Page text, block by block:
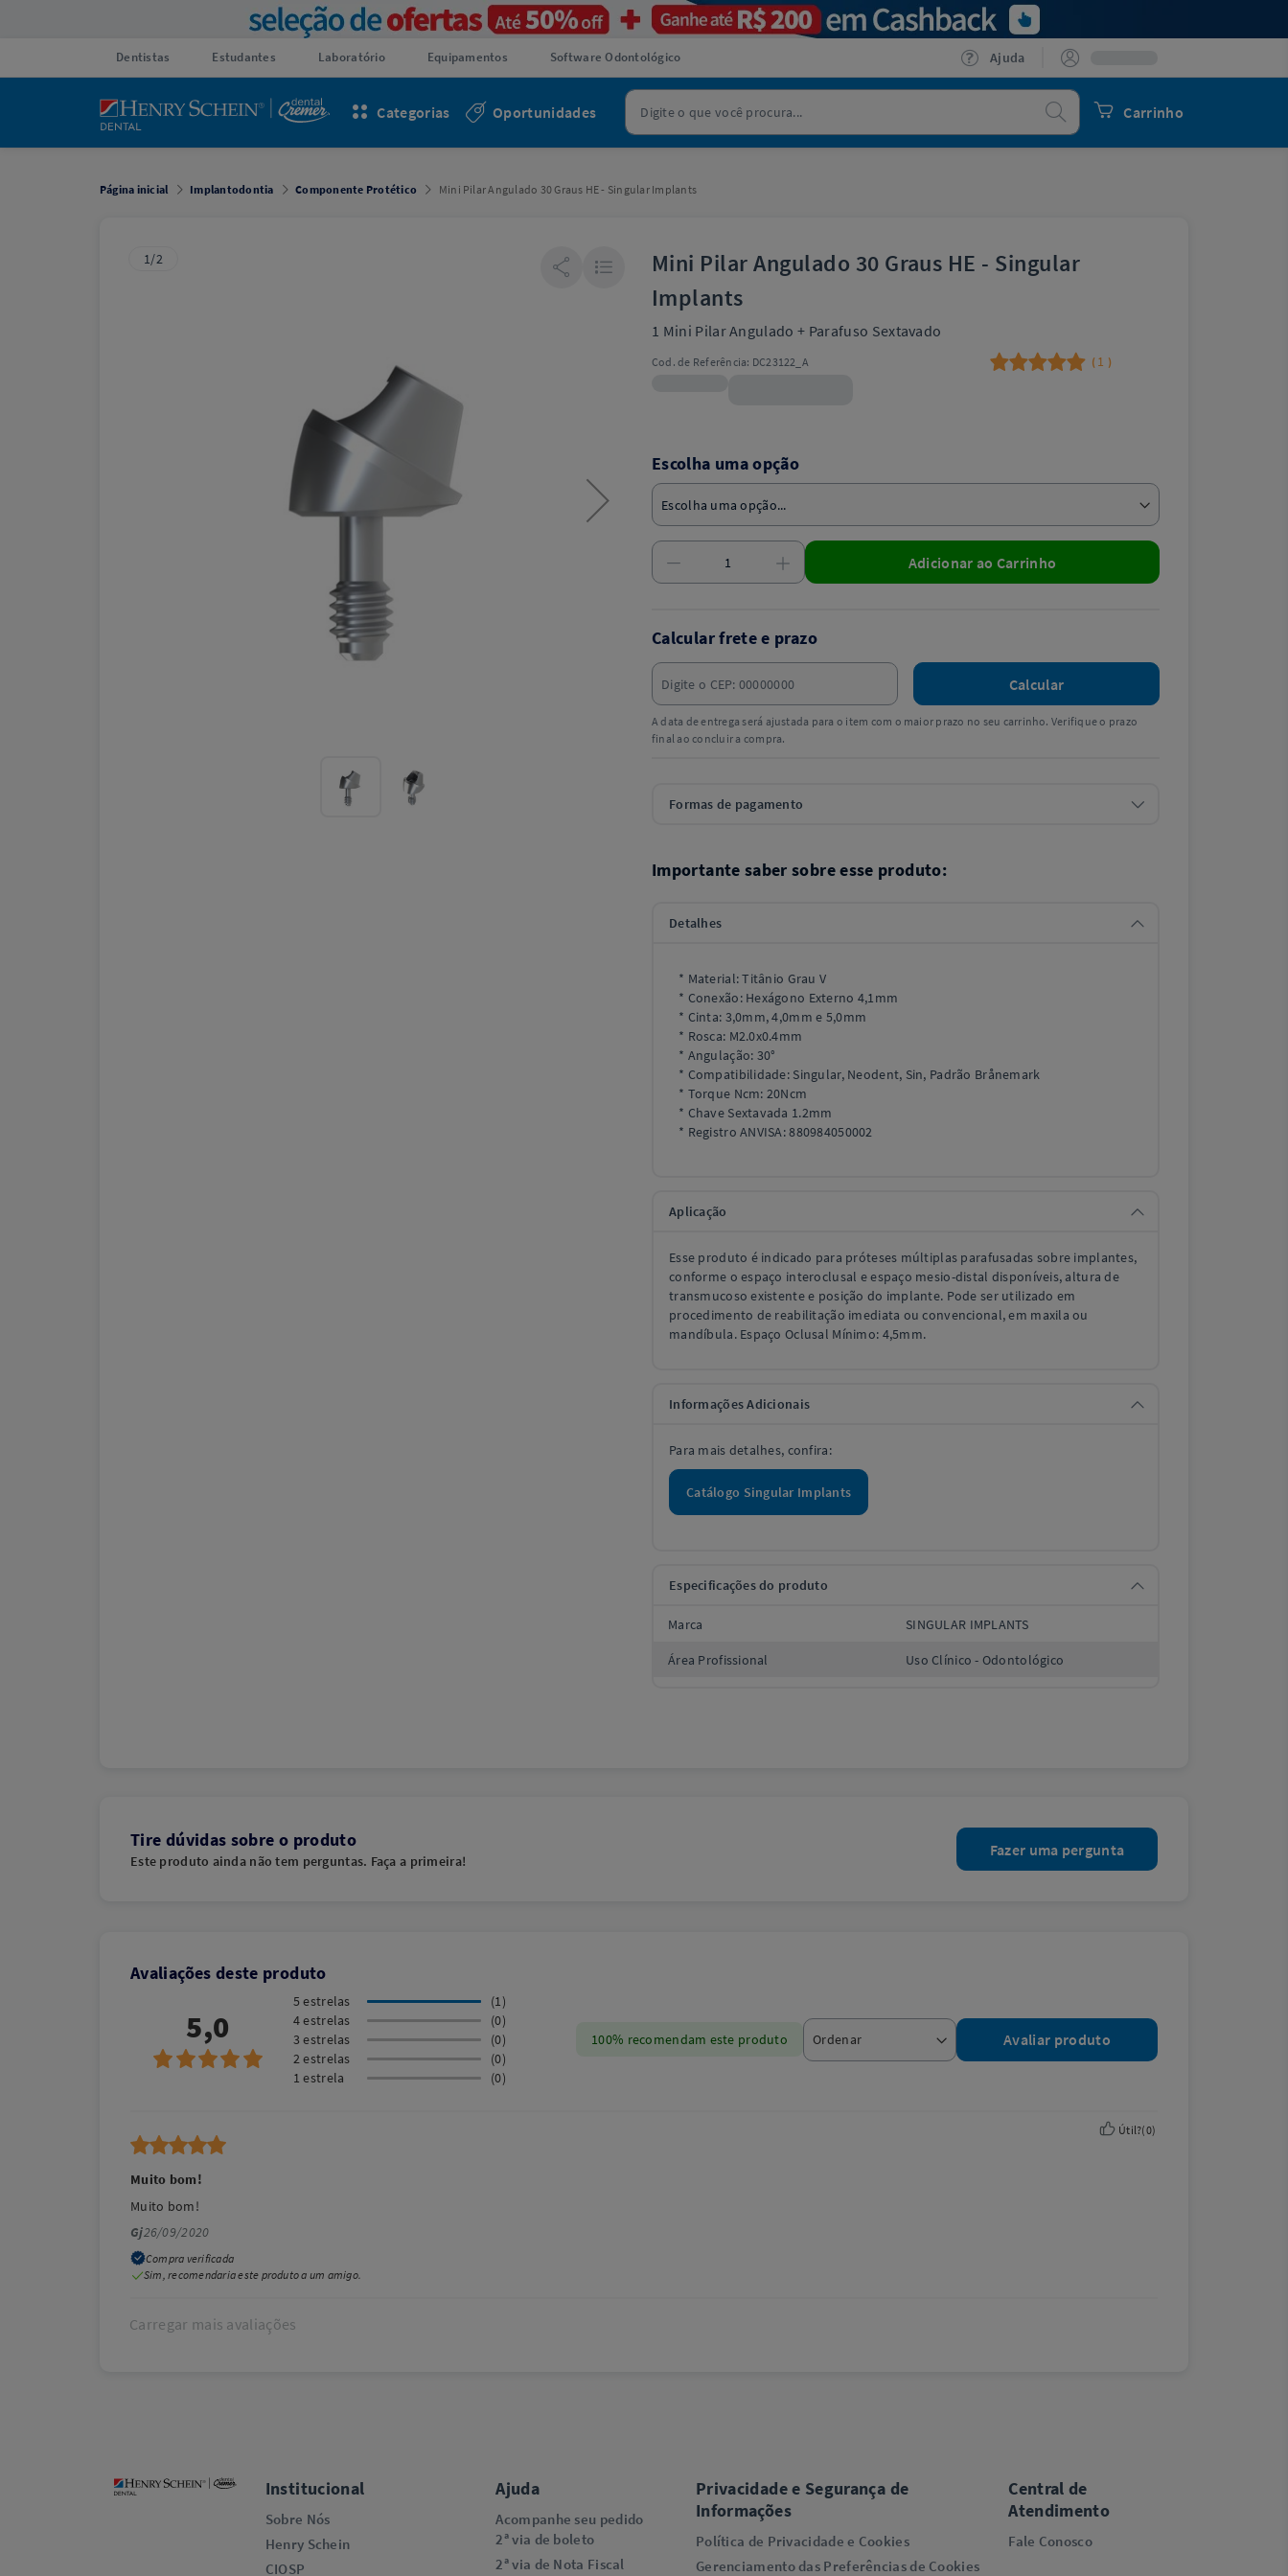
Dentistas Estudantes Laboratório Equipamentos Software Odontológico Ajuda
Carrinho
Procurar
Oportunidades
Categorias
Página inicial Implantodontia Componente Protético Mini Pilar Angulado 30 Graus HE - Singular Implants
1/2
Mini Pilar Angulado 30 Graus HE - Singular
Implants
1 Mini Pilar Angulado + Parafuso Sextavado
Cod. de Referência: DC23122_A ( 1 )
Escolha uma opção
Adicionar ao Carrinho
Calcular frete e prazo
Calcular
A data de entrega será ajustada para o item com o maior prazo no seu carrinho. Verifique o prazo
final ao concluir a compra.
Formas de pagamento
Importante saber sobre esse produto:
Detalhes
* Material: Titânio Grau V
* Conexão: Hexágono Externo 4,1mm
* Cinta: 3,0mm, 4,0mm e 5,0mm
* Rosca: M2.0x0.4mm
* Angulação: 30°
* Compatibilidade: Singular, Neodent, Sin, Padrão Brånemark
* Torque Ncm: 20Ncm
* Chave Sextavada 1.2mm
* Registro ANVISA: 880984050002
Aplicação
Esse produto é indicado para próteses múltiplas parafusadas sobre implantes,
conforme o espaço interoclusal e espaço mesio-distal disponíveis, altura de
transmucoso existente e posição do implante. Pode ser utilizado em
procedimento de reabilitação imediata ou convencional, em maxila ou
mandíbula. Espaço Oclusal Mínimo: 4,5mm.
Informações Adicionais
Para mais detalhes, confira:
Catálogo Singular Implants
Especificações do produto
Marca SINGULAR IMPLANTS
Área Profissional Uso Clínico - Odontológico
Tire dúvidas sobre o produto
Este produto ainda não tem perguntas. Faça a primeira!
Fazer uma pergunta
Avaliações deste produto
5,0
5 estrelas
(1)
4 estrelas
(0)
3 estrelas
(0)
2 estrelas
(0)
1 estrela
(0)
100% recomendam este produto Avaliar produto
Muito bom!
Muito bom!
Gj26/09/2020
Compra verificada
Sim, recomendaria este produto a um amigo.
Útil?(0)
Carregar mais avaliações
Institucional
Sobre Nós
Henry Schein
CIOSP
Ajuda
Acompanhe seu pedido
2ª via de boleto
2ª via de Nota Fiscal
Privacidade e Segurança de
Informações
Política de Privacidade e Cookies
Gerenciamento das Preferências de Cookies
Central de
Atendimento
Fale Conosco